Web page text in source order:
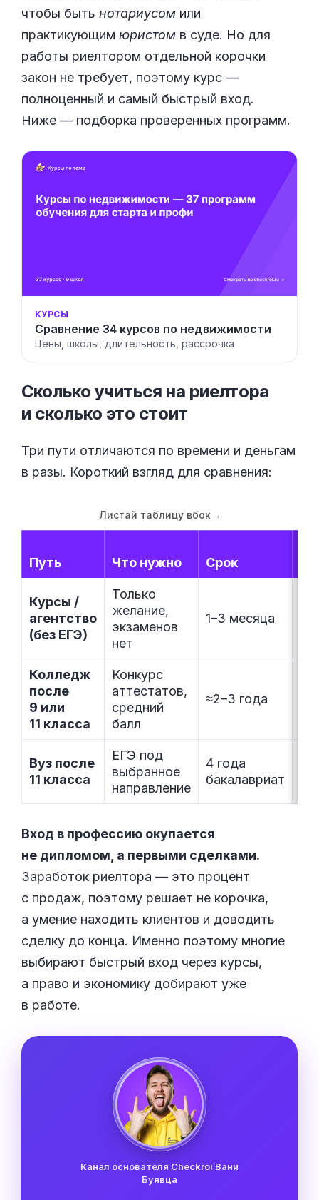
чтобы быть нотариусом или
практикующим юристом в суде. Но для
работы риелтором отдельной корочки
закон не требует, поэтому курс —
полноценный и самый быстрый вход.
Ниже — подборка проверенных программ.
КУРСЫ
Сравнение 34 курсов по недвижимости
Цены, школы, длительность, рассрочка
Сколько учиться на риелтора
и сколько это стоит
Три пути отличаются по времени и деньгам
в разы. Короткий взгляд для сравнения:
Листай таблицу вбок→
Путь Что нужно Срок
Курсы /
агентство
(без ЕГЭ)
Только
желание,
экзаменов
нет
1–3 месяца
Колледж
после
9 или
11 класса
Конкурс
аттестатов,
средний
балл
≈2–3 года
Вуз после
11 класса
ЕГЭ под
выбранное
направление
4 года
бакалавриат
Вход в профессию окупается
не дипломом, а первыми сделками.
Заработок риелтора — это процент
с продаж, поэтому решает не корочка,
а умение находить клиентов и доводить
сделку до конца. Именно поэтому многие
выбирают быстрый вход через курсы,
а право и экономику добирают уже
в работе.
Канал основателя Checkroi Вани
Буявца